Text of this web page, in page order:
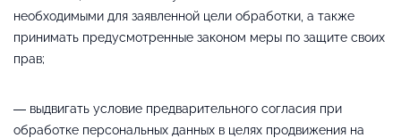
необходимыми для заявленной цели обработки, а также
принимать предусмотренные законом меры по защите своих
прав;
— выдвигать условие предварительного согласия при
обработке персональных данных в целях продвижения на